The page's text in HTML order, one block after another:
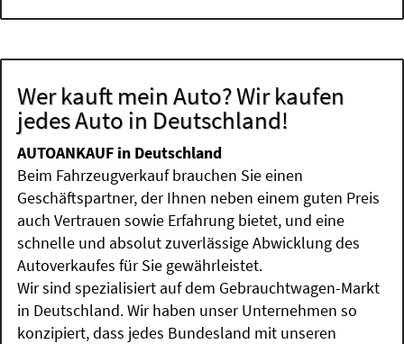
Wer kauft mein Auto? Wir kaufen
jedes Auto in Deutschland!
AUTOANKAUF in Deutschland
Beim Fahrzeugverkauf brauchen Sie einen
Geschäftspartner, der Ihnen neben einem guten Preis
auch Vertrauen sowie Erfahrung bietet, und eine
schnelle und absolut zuverlässige Abwicklung des
Autoverkaufes für Sie gewährleistet.
Wir sind spezialisiert auf dem Gebrauchtwagen-Markt
in Deutschland. Wir haben unser Unternehmen so
konzipiert, dass jedes Bundesland mit unseren